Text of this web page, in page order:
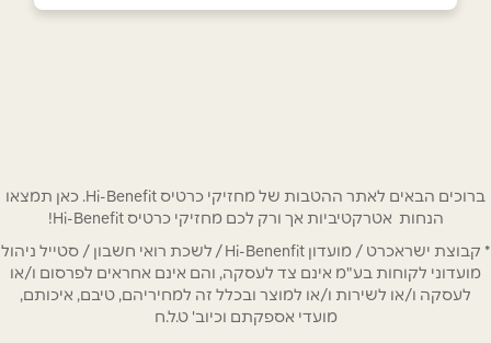
באתר בפייסבוק ביוטיוב
טלפון*
אימייל *
ברוכים הבאים לאתר ההטבות של מחזיקי כרטיס Hi-Benefit. כאן תמצאו
הנחות אטרקטיביות אך ורק לכם מחזיקי כרטיס Hi-Benefit!
* קבוצת ישראכרט / מועדון Hi-Benenfit / לשכת רואי חשבון / סטייל ניהול
מועדוני לקוחות בע"מ אינם צד לעסקה, והם אינם אחראים לפרסום ו/או
לעסקה ו/או לשירות ו/או למוצר ובכלל זה למחיריהם, טיבם, איכותם,
מועדי אספקתם וכיוב' ט.ל.ח